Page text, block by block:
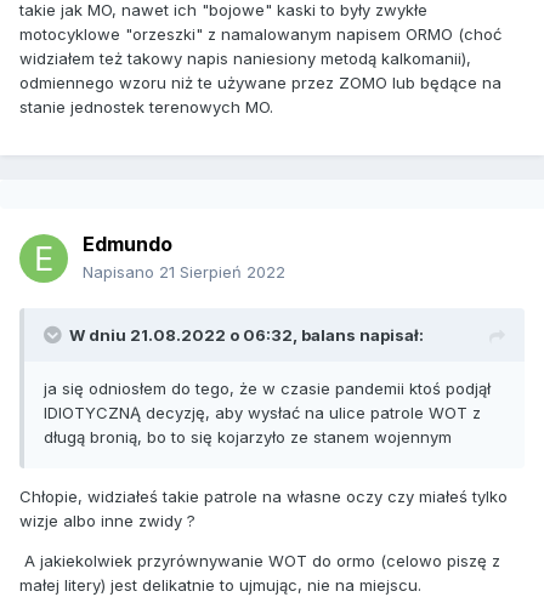
takie jak MO, nawet ich "bojowe" kaski to były zwykłe
motocyklowe "orzeszki" z namalowanym napisem ORMO (choć
widziałem też takowy napis naniesiony metodą kalkomanii),
odmiennego wzoru niż te używane przez ZOMO lub będące na
stanie jednostek terenowych MO.
Edmundo
Napisano 21 Sierpień 2022
W dniu 21.08.2022 o 06:32, balans napisał:
ja się odniosłem do tego, że w czasie pandemii ktoś podjął
IDIOTYCZNĄ decyzję, aby wysłać na ulice patrole WOT z
długą bronią, bo to się kojarzyło ze stanem wojennym
Chłopie, widziałeś takie patrole na własne oczy czy miałeś tylko
wizje albo inne zwidy ?
A jakiekolwiek przyrównywanie WOT do ormo (celowo piszę z
małej litery) jest delikatnie to ujmując, nie na miejscu.